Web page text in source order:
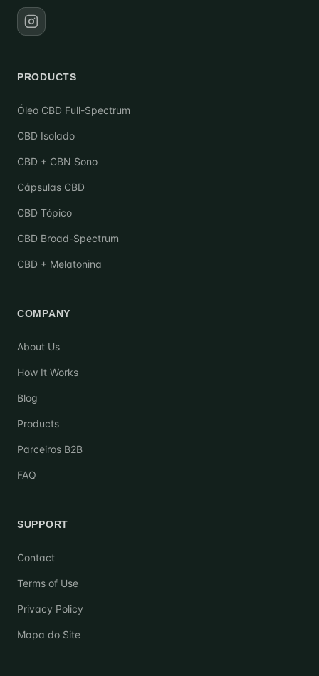
PRODUCTS
Óleo CBD Full-Spectrum
CBD Isolado
CBD + CBN Sono
Cápsulas CBD
CBD Tópico
CBD Broad-Spectrum
CBD + Melatonina
COMPANY
About Us
How It Works
Blog
Products
Parceiros B2B
FAQ
SUPPORT
Contact
Terms of Use
Privacy Policy
Mapa do Site